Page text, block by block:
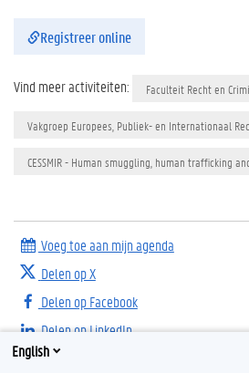
Registreer online
Vind meer activiteiten: Faculteit Recht en
Vakgroep Europees, Publiek- en Internationaal
CESSMIR - Human smuggling, human trafficking
Voeg toe aan mijn agenda
Delen op X
Delen op Facebook
Delen op LinkedIn
Delen op Threads
English